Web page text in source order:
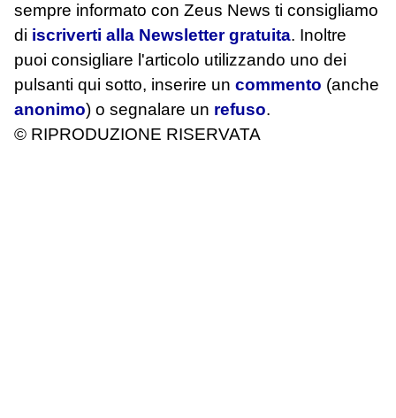
sempre informato con Zeus News ti consigliamo
di iscriverti alla Newsletter gratuita. Inoltre
puoi consigliare l'articolo utilizzando uno dei
pulsanti qui sotto, inserire un commento (anche
anonimo) o segnalare un refuso.
© RIPRODUZIONE RISERVATA